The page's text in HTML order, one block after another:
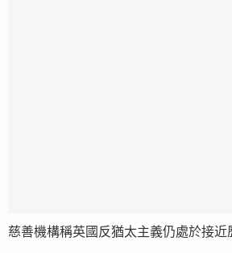
慈善機構稱英國反猶太主義仍處於接近